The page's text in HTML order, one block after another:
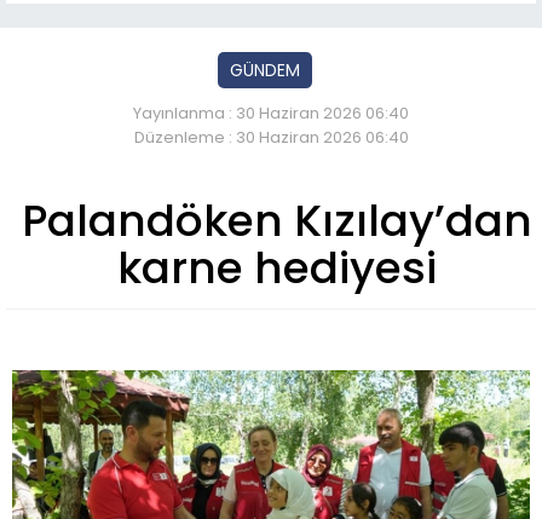
GÜNDEM
Yayınlanma : 30 Haziran 2026 06:40
Düzenleme : 30 Haziran 2026 06:40
Palandöken Kızılay’dan
karne hediyesi